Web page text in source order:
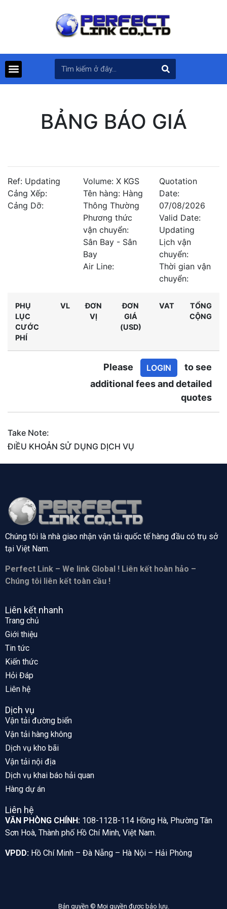
BẢNG BÁO GIÁ
Ref: Updating
Cảng Xếp:
Cảng Dỡ:
Volume: X KGS
Tên hàng: Hàng
Thông Thường
Phương thức
vận chuyển:
Sân Bay - Sân
Bay
Air Line:
Quotation
Date:
07/08/2026
Valid Date:
Updating
Lịch vận
chuyển:
Thời gian vận
chuyển:
PHỤ
LỤC
CƯỚC
PHÍ
VL
ĐƠN
VỊ
ĐƠN
GIÁ
(USD)
VAT
TỔNG
CỘNG
Please LOGIN
to see
additional fees and detailed
quotes
Take Note:
ĐIỀU KHOẢN SỬ DỤNG DỊCH VỤ
Chúng tôi là nhà giao nhận vận tải quốc tế hàng đầu có trụ sở
tại Việt Nam.
Perfect Link – We link Global ! Liên kết hoàn hảo –
Chúng tôi liên kết toàn cầu !
Liên kết nhanh
Trang chủ
Giới thiệu
Tin tức
Kiến thức
Hỏi Đáp
Liên hệ
Dịch vụ
Vận tải đường biển
Vận tải hàng không
Dịch vụ kho bãi
Vận tải nội địa
Dịch vụ khai báo hải quan
Hàng dự án
Liên hệ
VĂN PHÒNG CHÍNH: 108-112B-114 Hồng Hà, Phường Tân
Sơn Hoà, Thành phố Hồ Chí Minh, Việt Nam.
VPDD: Hồ Chí Minh – Đà Nẵng – Hà Nội – Hải Phòng
Bản quyền © Mọi quyền được bảo lưu.